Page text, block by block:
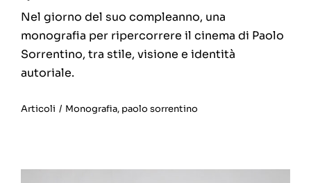
Nel giorno del suo compleanno, una
monografia per ripercorrere il cinema di Paolo
Sorrentino, tra stile, visione e identità
autoriale.
Articoli / Monografia, paolo sorrentino